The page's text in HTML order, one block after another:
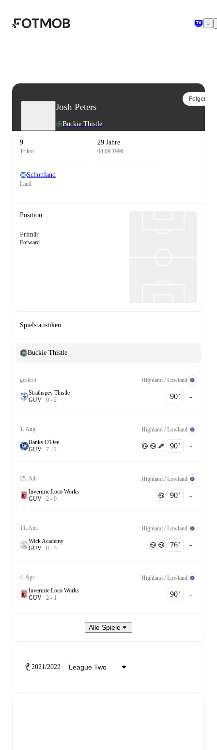
Josh Peters
Buckie Thistle
Folgen
9
Trikot
29 Jahre
04.09.1996
Schottland
Land
Position
Primär
Forward
Spielstatistiken
Buckie Thistle
gestern
Highland / Lowland
Strathspey Thistle
GUV 0 - 2 90‎’‎ -
1. Aug.
Highland / Lowland
Banks O'Dee
GUV 7 - 2 90‎’‎ -
25. Juli
Highland / Lowland
Inverurie Loco Works
GUV 2 - 0 90‎’‎ -
11. Apr.
Highland / Lowland
Wick Academy
GUV 0 - 3 76‎’‎ -
4. Apr.
Highland / Lowland
Inverurie Loco Works
GUV 2 - 1 90‎’‎ -
Alle Spiele
2021/2022